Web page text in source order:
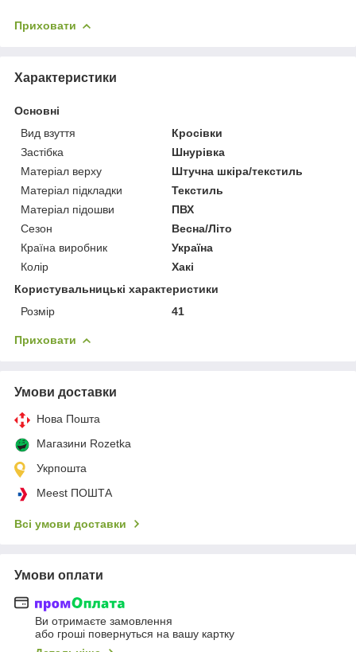
Приховати
Характеристики
Основні
Вид взуття
Кросівки
Застібка
Шнурівка
Матеріал верху
Штучна шкіра/текстиль
Матеріал підкладки
Текстиль
Матеріал підошви
ПВХ
Сезон
Весна/Літо
Країна виробник
Україна
Колір
Хакі
Користувальницькі характеристики
Розмір
41
Приховати
Умови доставки
Нова Пошта
Магазини Rozetka
Укрпошта
Meest ПОШТА
Всі умови доставки
Умови оплати
Ви отримаєте замовлення
або гроші повернуться на вашу картку